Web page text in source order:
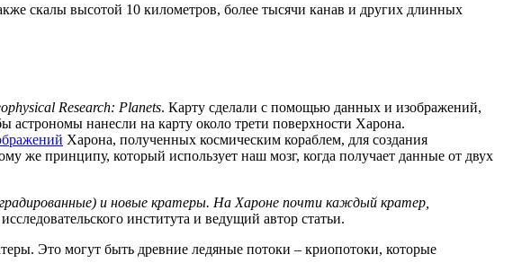
скалы высотой 10 километров, более тысячи канав и других длинных
Research: Planets. Карту сделали с помощью данных и изображений,
астрономы нанесли на карту около трети поверхности Харона.
Харона, полученных космическим кораблем, для создания
же принципу, который использует наш мозг, когда получает данные от двух
и новые кратеры. На Хароне почти каждый кратер,
института и ведущий автор статьи.
Это могут быть древние ледяные потоки – криопотоки, которые